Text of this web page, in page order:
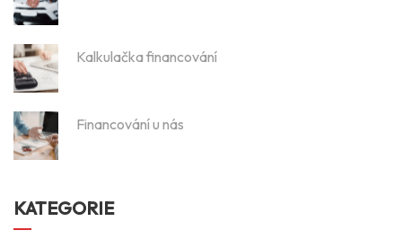
Kalkulačka financování
Financování u nás
KATEGORIE